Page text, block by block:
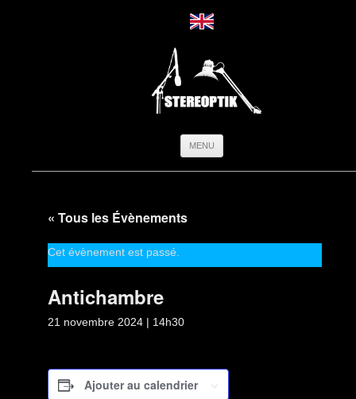
MENU
« Tous les Évènements
Cet évènement est passé.
Antichambre
21 novembre 2024 | 14h30
Ajouter au calendrier